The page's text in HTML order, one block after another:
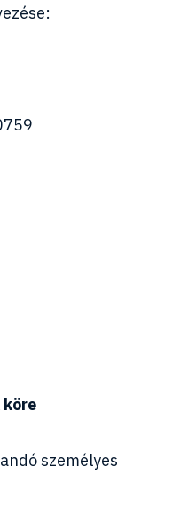
személyes